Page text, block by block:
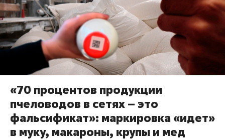
«70 процентов продукции
пчеловодов в сетях – это
фальсификат»: маркировка «идет»
в муку, макароны, крупы и мед